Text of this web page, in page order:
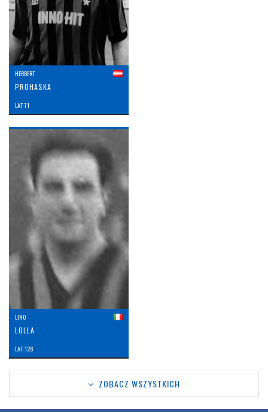
HERBERT
PROHASKA
LAT: 71
LINO
LOLLA
LAT: 128
ZOBACZ WSZYSTKICH